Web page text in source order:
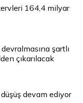
164,4 milyar
şartlı
çıkarılacak
devam ediyor